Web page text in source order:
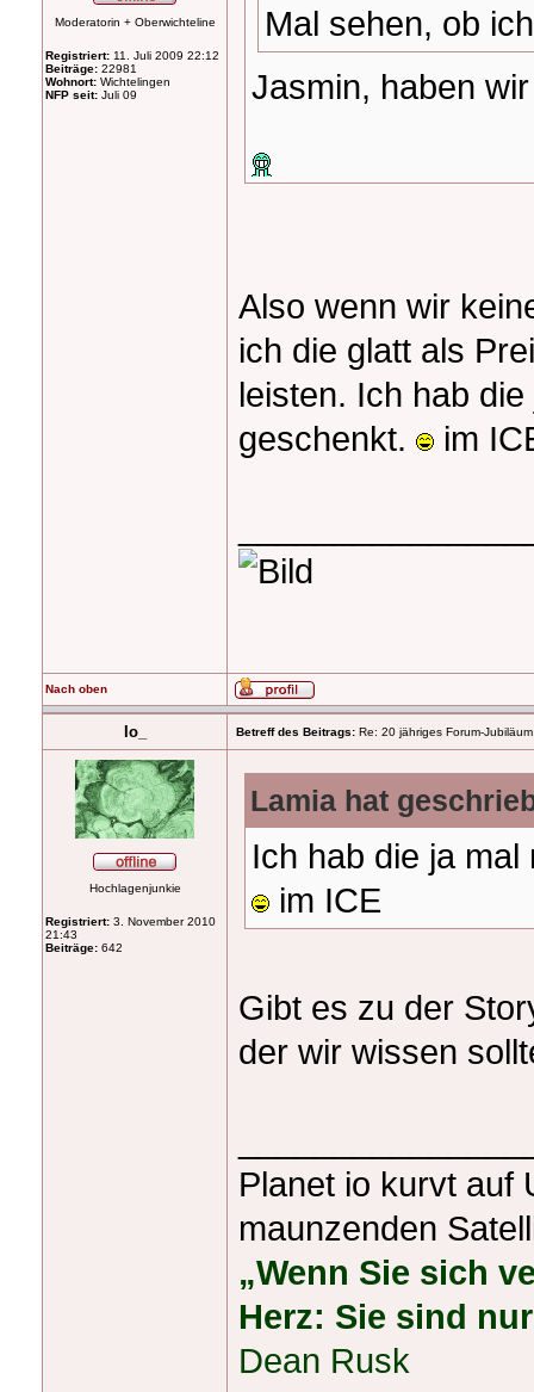
Moderatorin + Oberwichteline
Registriert: 11. Juli 2009 22:12
Beiträge: 22981
Wohnort: Wichtelingen
NFP seit: Juli 09
Mal sehen, ob
Jasmin, haben
Also wenn wir
ich die glatt als
leisten. Ich hab
geschenkt.
im
Nach oben
Io_ Betreff des Beitrags: Re: 20 jähriges Forum-
Hochlagenjunkie
Registriert: 3. November 2010
21:43
Beiträge: 642
Lamia hat
Ich hab die ja
im ICE
Gibt es zu der
der wir wissen
Planet io kurvt auf
maunzenden
„Wenn Sie sich
Herz: Sie sind
Dean Rusk